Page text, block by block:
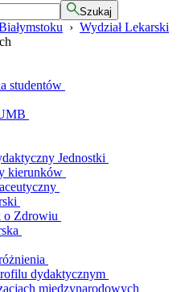
Szukaj
› Wydział Lekarski
studentów
Jednostki
kierunków
o Zdrowiu
dydaktycznym
międzynarodowych